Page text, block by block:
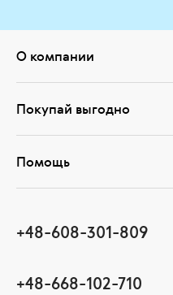
О компании
Покупай выгодно
Помощь
+48-608-301-809
+48-668-102-710